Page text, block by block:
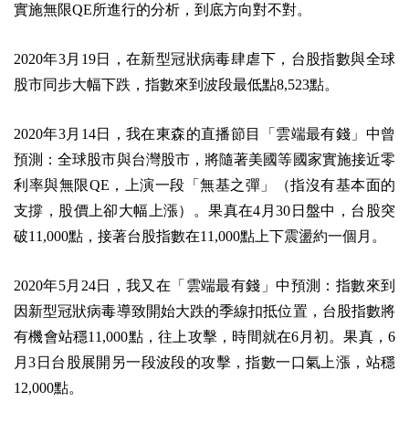
實施無限QE所進行的分析，到底方向對不對。
2020年3月19日，在新型冠狀病毒肆虐下，台股指數與全球
股市同步大幅下跌，指數來到波段最低點8,523點。
2020年3月14日，我在東森的直播節目「雲端最有錢」中曾
預測：全球股市與台灣股市，將隨著美國等國家實施接近零
利率與無限QE，上演一段「無基之彈」（指沒有基本面的
支撐，股價上卻大幅上漲）。果真在4月30日盤中，台股突
破11,000點，接著台股指數在11,000點上下震盪約一個月。
2020年5月24日，我又在「雲端最有錢」中預測：指數來到
因新型冠狀病毒導致開始大跌的季線扣抵位置，台股指數將
有機會站穩11,000點，往上攻擊，時間就在6月初。果真，6
月3日台股展開另一段波段的攻擊，指數一口氣上漲，站穩
12,000點。